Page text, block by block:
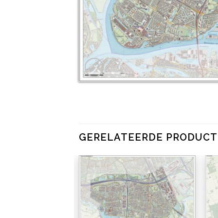
GERELATEERDE